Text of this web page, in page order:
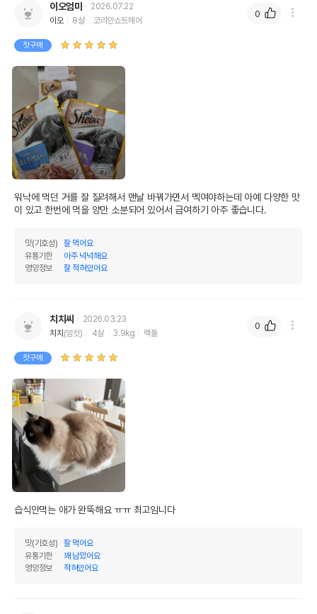
이오엄마
2026.07.22
이오
8살 코리안쇼트헤어
첫구매
워낙에 먹던 거를 잘 질려해서 맨날 바꿔가면서 멕여야하는데 아예 다양한 맛
이 있고 한번에 먹을 양만 소분되어 있어서 급여하기 아주 좋습니다.
맛(기호성)
잘 먹어요
유통기한
아주 넉넉해요
영양정보
잘 적혀있어요
0
치치씨
2026.03.23
치치 (암컷) 4살 3.9kg 랙돌
첫구매
습식안먹는 애가 완뚝해요 ㅠㅠ 최고임니다
맛(기호성)
잘 먹어요
유통기한
꽤 남았어요
영양정보
적혀있어요
0